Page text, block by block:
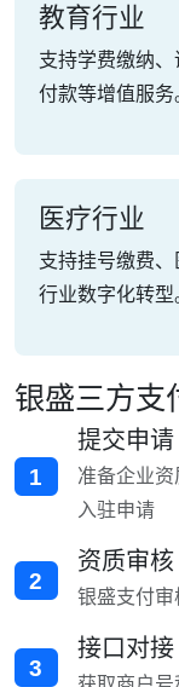
教育行业
支持学费缴纳
付款等增值服务
医疗行业
支持挂号缴费
行业数字化转型
银盛三方支
1
提交申请
准备企业
入驻申请
2
资质审核
银盛支付
3
接口对接